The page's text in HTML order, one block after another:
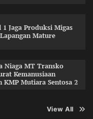
Jaga Produksi Migas
Mature
Niaga MT Transko
Kemanusiaan
KMP Mutiara Sentosa 2
View All